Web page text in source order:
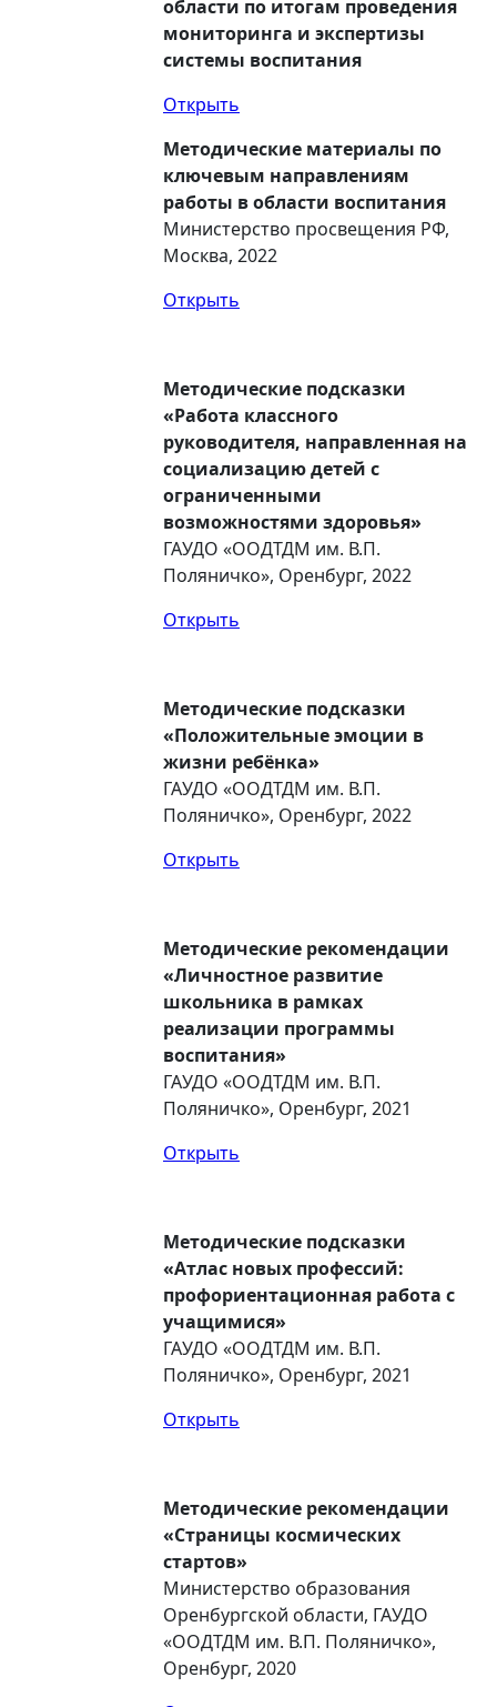
области по итогам проведения
мониторинга и экспертизы
системы воспитания
Открыть
Методические материалы по
ключевым направлениям
работы в области воспитания
Министерство просвещения РФ,
Москва, 2022
Открыть
Методические подсказки
«Работа классного
руководителя, направленная на
социализацию детей с
ограниченными
возможностями здоровья»
ГАУДО «ООДТДМ им. В.П.
Поляничко», Оренбург, 2022
Открыть
Методические подсказки
«Положительные эмоции в
жизни ребёнка»
ГАУДО «ООДТДМ им. В.П.
Поляничко», Оренбург, 2022
Открыть
Методические рекомендации
«Личностное развитие
школьника в рамках
реализации программы
воспитания»
ГАУДО «ООДТДМ им. В.П.
Поляничко», Оренбург, 2021
Открыть
Методические подсказки
«Атлас новых профессий:
профориентационная работа с
учащимися»
ГАУДО «ООДТДМ им. В.П.
Поляничко», Оренбург, 2021
Открыть
Методические рекомендации
«Страницы космических
стартов»
Министерство образования
Оренбургской области, ГАУДО
«ООДТДМ им. В.П. Поляничко»,
Оренбург, 2020